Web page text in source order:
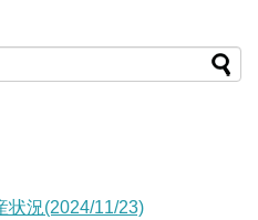
状況(2024/11/23)